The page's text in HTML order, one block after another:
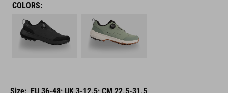
COLORS: